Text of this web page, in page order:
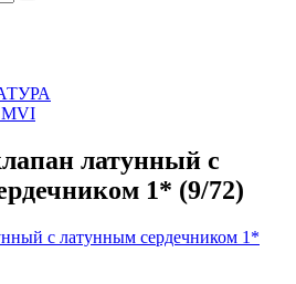
MVI
латунный с
1* (9/72)